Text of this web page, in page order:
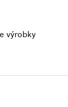
výrobky